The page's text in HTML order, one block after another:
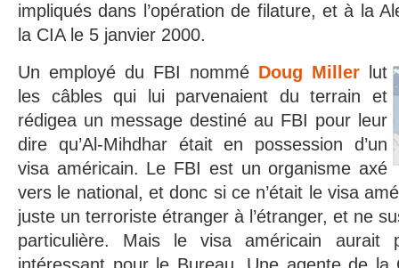
impliqués dans l’opération de filature, et à la
la CIA le 5 janvier 2000.
Un employé du FBI nommé Doug Miller lut
les câbles qui lui parvenaient du terrain et
rédigea un message destiné au FBI pour leur
dire qu’Al-Mihdhar était en possession d’un
visa américain. Le FBI est un organisme axé
vers le national, et donc si ce n’était le visa
juste un terroriste étranger à l’étranger, et ne
particulière. Mais le visa américain aurait